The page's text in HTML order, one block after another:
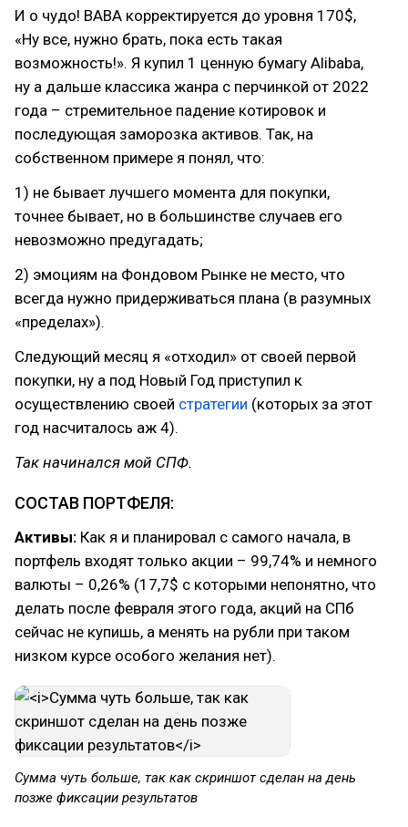
И о чудо! BABA корректируется до уровня 170$,
«Ну все, нужно брать, пока есть такая
возможность!». Я купил 1 ценную бумагу Alibaba,
ну а дальше классика жанра с перчинкой от 2022
года – стремительное падение котировок и
последующая заморозка активов. Так, на
собственном примере я понял, что:
1) не бывает лучшего момента для покупки,
точнее бывает, но в большинстве случаев его
невозможно предугадать;
2) эмоциям на Фондовом Рынке не место, что
всегда нужно придерживаться плана (в разумных
«пределах»).
Следующий месяц я «отходил» от своей первой
покупки, ну а под Новый Год приступил к
осуществлению своей стратегии (которых за этот
год насчиталось аж 4).
Так начинался мой СПФ.
СОСТАВ ПОРТФЕЛЯ:
Активы: Как я и планировал с самого начала, в
портфель входят только акции – 99,74% и немного
валюты – 0,26% (17,7$ с которыми непонятно, что
делать после февраля этого года, акций на СПб
сейчас не купишь, а менять на рубли при таком
низком курсе особого желания нет).
Сумма чуть больше, так как скриншот сделан на день
позже фиксации результатов